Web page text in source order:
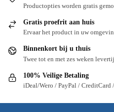
Productopties worden gratis
Gratis proefrit aan huis
Ervaar het product in uw
Binnenkort bij u thuis
Twee tot en met zes weken
100% Veilige Betaling
iDeal/Wero / PayPal / CreditCard